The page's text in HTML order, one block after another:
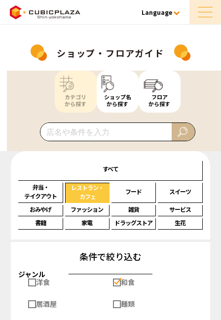
Language
ショップ・フロアガイド
カテゴリ
から探す
ショップ名
から探す
フロア
から探す
すべて
弁当・
テイクアウト
レストラン・
カフェ
フード スイーツ
おみやげ ファッション 雑貨
サービス
書籍
家電 ドラッグストア 生花
条件で絞り込む
ジャンル
洋食
和食
居酒屋 麺類